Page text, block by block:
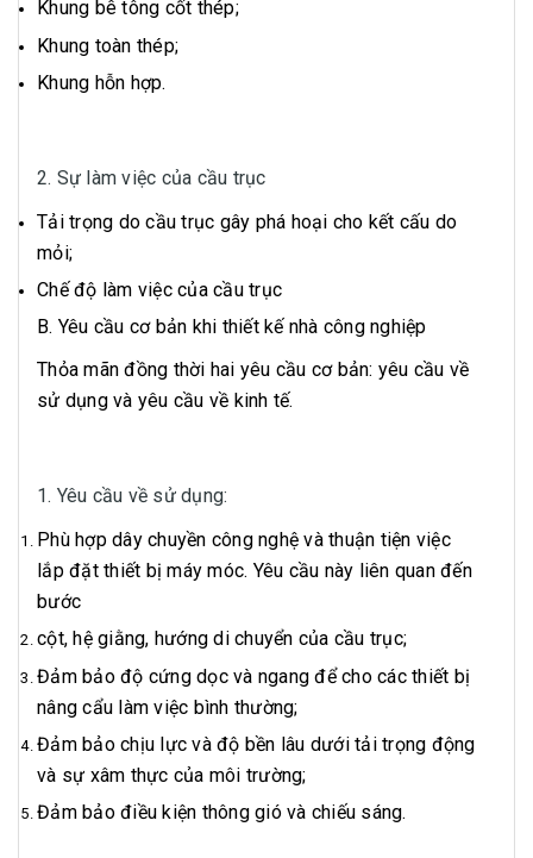
Khung bê tông cốt thép;
Khung toàn thép;
Khung hỗn hợp.
2. Sự làm việc của cầu trục
Tải trọng do cầu trục gây phá hoại cho kết cấu do
mỏi;
Chế độ làm việc của cầu trục
B. Yêu cầu cơ bản khi thiết kế nhà công nghiệp
Thỏa mãn đồng thời hai yêu cầu cơ bản: yêu cầu về
sử dụng và yêu cầu về kinh tế.
1. Yêu cầu về sử dụng:
Phù hợp dây chuyền công nghệ và thuận tiện việc
lắp đặt thiết bị máy móc. Yêu cầu này liên quan đến
bước
cột, hệ giằng, hướng di chuyển của cầu trục;
Đảm bảo độ cứng dọc và ngang để cho các thiết bị
nâng cẩu làm việc bình thường;
Đảm bảo chịu lực và độ bền lâu dưới tải trọng động
và sự xâm thực của môi trường;
Đảm bảo điều kiện thông gió và chiếu sáng.